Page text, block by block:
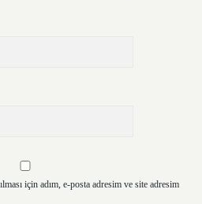
için adım, e-posta adresim ve site adresim